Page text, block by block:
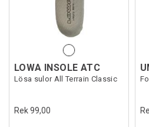
LOWA INSOLE ATC
Lösa sulor All Terrain Classic
Rek 99,00